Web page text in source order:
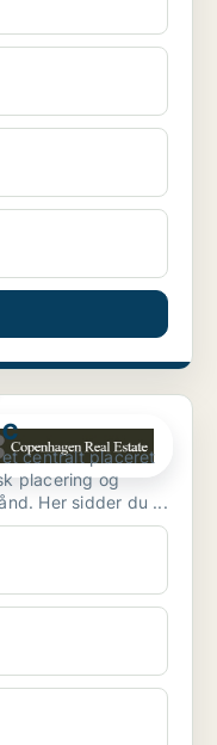
centralt placeret
placering og
Her sidder du ...